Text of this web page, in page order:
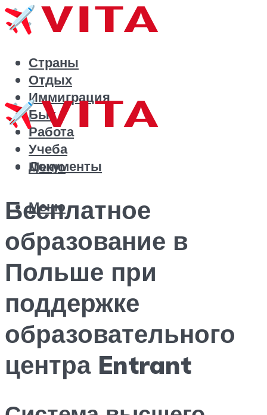
Страны
Отдых
Иммиграция
Быт
Работа
Учеба
Документы
Меню
Меню
Бесплатное
образование в
Польше при
поддержке
образовательного
центра Entrant